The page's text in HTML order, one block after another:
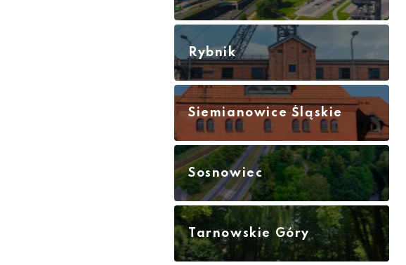
Rybnik
Siemianowice Śląskie
Sosnowiec
Tarnowskie Góry